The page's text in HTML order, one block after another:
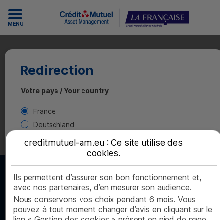
MENU
Redirection
Votre pays / Your country
France
Deutschland
España
Luxembourg
Nederland
Österreich
Portugal
België / Belgique
Retrouvez-nous sur
creditmutuel-am.eu : Ce site utilise des
cookies.
Ils permettent d’assurer son bon fonctionnement et,
avec nos partenaires, d’en mesurer son audience.
Nous conservons vos choix pendant 6 mois. Vous
pouvez à tout moment changer d’avis en cliquant sur le